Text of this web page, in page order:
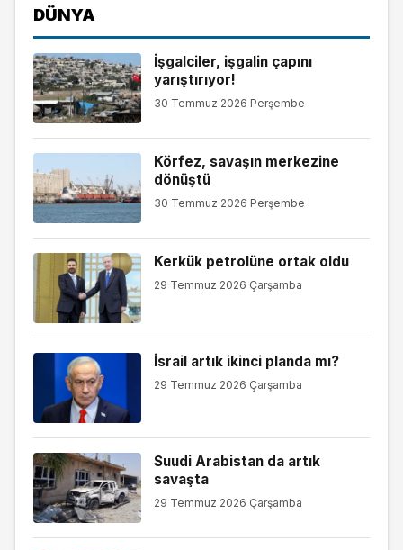
DÜNYA
İşgalciler, işgalin çapını
yarıştırıyor!
30 Temmuz 2026 Perşembe
Körfez, savaşın merkezine
dönüştü
30 Temmuz 2026 Perşembe
Kerkük petrolüne ortak oldu
29 Temmuz 2026 Çarşamba
İsrail artık ikinci planda mı?
29 Temmuz 2026 Çarşamba
Suudi Arabistan da artık
savaşta
29 Temmuz 2026 Çarşamba